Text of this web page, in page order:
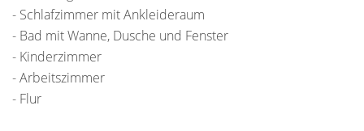
- Schlafzimmer mit Ankleideraum
- Bad mit Wanne, Dusche und Fenster
- Kinderzimmer
- Arbeitszimmer
- Flur